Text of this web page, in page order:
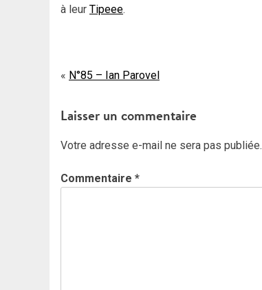
à leur Tipeee.
Navigation
l’article
N°85 – Ian Parovel
Laisser un commentaire
Votre adresse e-mail ne sera pas publiée.
Commentaire *